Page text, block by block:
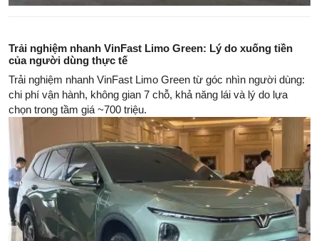
Trải nghiệm nhanh VinFast Limo Green: Lý do xuống tiền
của người dùng thực tế
Trải nghiệm nhanh VinFast Limo Green từ góc nhìn người dùng:
chi phí vận hành, không gian 7 chỗ, khả năng lái và lý do lựa
chọn trong tầm giá ~700 triệu.